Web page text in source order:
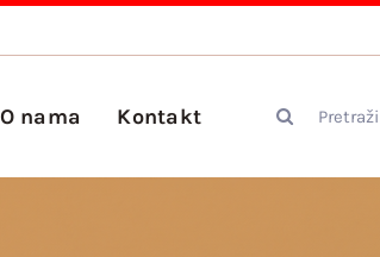
O nama Kontakt